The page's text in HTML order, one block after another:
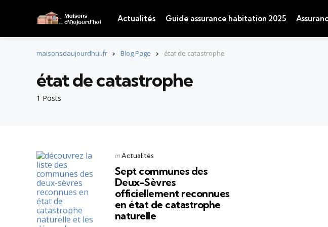
Actualités Guide assurance habitation 2025
maisonsdaujourdhui.fr Blog Page état de catastrophe
1 Posts
état de catastrophe
Categories
Posted
in Actualités
Sept communes des
Deux-Sèvres
officiellement reconnues
en état de catastrophe
naturelle